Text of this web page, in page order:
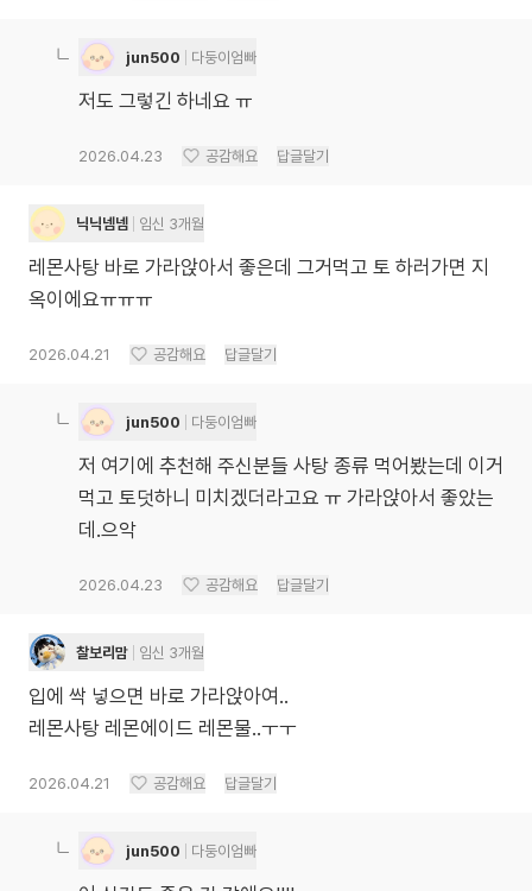
jun500 다둥이엄빠
저도 그렇긴 하네요 ㅠ
2026.04.23 공감해요 답글달기
닉닉넴넴 임신 3개월
레몬사탕 바로 가라앉아서 좋은데 그거먹고 토 하러가면 지
옥이에요ㅠㅠㅠ
2026.04.21 공감해요 답글달기
jun500 다둥이엄빠
저 여기에 추천해 주신분들 사탕 종류 먹어봤는데 이거
먹고 토덧하니 미치겠더라고요 ㅠ 가라앉아서 좋았는
데.으악
2026.04.23 공감해요 답글달기
찰보리맘 임신 3개월
입에 싹 넣으면 바로 가라앉아여..
레몬사탕 레몬에이드 레몬물..ㅜㅜ
2026.04.21 공감해요 답글달기
jun500 다둥이엄빠